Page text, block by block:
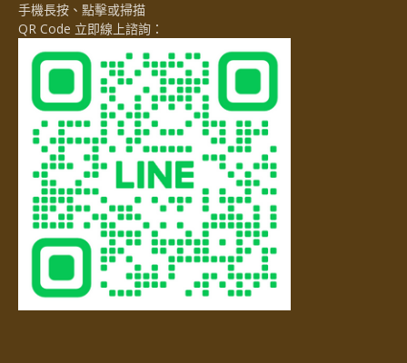
手機長按、點擊或掃描
QR Code 立即線上諮詢：